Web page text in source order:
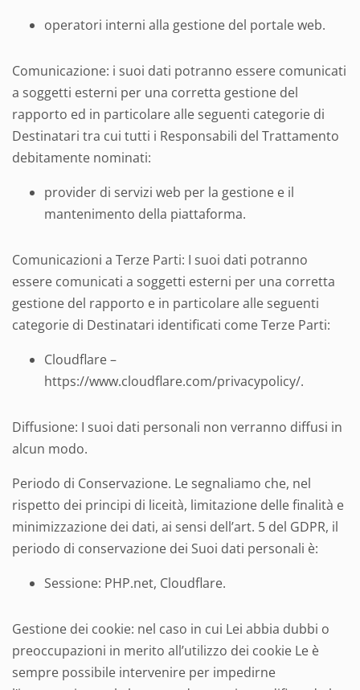
operatori interni alla gestione del portale web.
Comunicazione: i suoi dati potranno essere comunicati
a soggetti esterni per una corretta gestione del
rapporto ed in particolare alle seguenti categorie di
Destinatari tra cui tutti i Responsabili del Trattamento
debitamente nominati:
provider di servizi web per la gestione e il
mantenimento della piattaforma.
Comunicazioni a Terze Parti: I suoi dati potranno
essere comunicati a soggetti esterni per una corretta
gestione del rapporto e in particolare alle seguenti
categorie di Destinatari identificati come Terze Parti:
Cloudflare –
https://www.cloudflare.com/privacypolicy/.
Diffusione: I suoi dati personali non verranno diffusi in
alcun modo.
Periodo di Conservazione. Le segnaliamo che, nel
rispetto dei principi di liceità, limitazione delle finalità e
minimizzazione dei dati, ai sensi dell’art. 5 del GDPR, il
periodo di conservazione dei Suoi dati personali è:
Sessione: PHP.net, Cloudflare.
Gestione dei cookie: nel caso in cui Lei abbia dubbi o
preoccupazioni in merito all’utilizzo dei cookie Le è
sempre possibile intervenire per impedirne